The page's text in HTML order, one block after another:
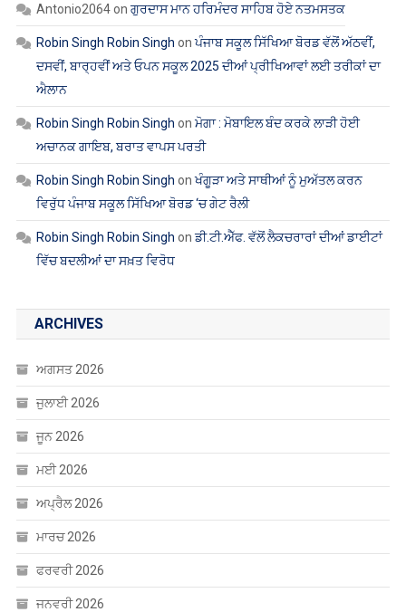
Antonio2064on ਗੁਰਦਾਸ ਮਾਨ ਹਰਿਮੰਦਰ ਸਾਹਿਬ ਹੋਏ ਨਤਮਸਤਕ
Robin Singh Robin Singh onਪੰਜਾਬ ਸਕੂਲ ਸਿੱਖਿਆ ਬੋਰਡ ਵੱਲੋਂ ਅੱਠਵੀਂ,
ਦਸਵੀਂ, ਬਾਰ੍ਹਵੀਂ ਅਤੇ ਓਪਨ ਸਕੂਲ 2025 ਦੀਆਂ ਪ੍ਰੀਖਿਆਵਾਂ ਲਈ ਤਰੀਕਾਂ ਦਾ
ਐਲਾਨ
Robin Singh Robin Singh on ਮੋਗਾ : ਮੋਬਾਇਲ ਬੰਦ ਕਰਕੇ ਲਾੜੀ ਹੋਈ
ਅਚਾਨਕ ਗਾਇਬ, ਬਰਾਤ ਵਾਪਸ ਪਰਤੀ
Robin Singh Robin Singh onਖੰਗੂੜਾ ਅਤੇ ਸਾਥੀਆਂ ਨੂੰ ਮੁਅੱਤਲ ਕਰਨ
ਵਿਰੁੱਧ ਪੰਜਾਬ ਸਕੂਲ ਸਿੱਖਿਆ ਬੋਰਡ ‘ਚ ਗੇਟ ਰੈਲੀ
Robin Singh Robin Singh onਡੀ.ਟੀ.ਐੱਫ. ਵੱਲੋਂ ਲੈਕਚਰਾਰਾਂ ਦੀਆਂ ਡਾਈਟਾਂ
ਵਿੱਚ ਬਦਲੀਆਂ ਦਾ ਸਖ਼ਤ ਵਿਰੋਧ
ARCHIVES
ਅਗਸਤ 2026
ਜੁਲਾਈ 2026
ਜੂਨ 2026
ਮਈ 2026
ਅਪ੍ਰੈਲ 2026
ਮਾਰਚ 2026
ਫਰਵਰੀ 2026
ਜਨਵਰੀ 2026